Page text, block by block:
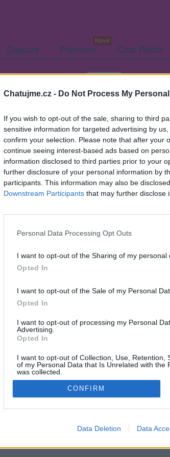
Chatujme.cz - Do Not Process My
If you wish to opt-out of the sale, sharing to third
sensitive information for targeted advertising by
confirm your selection. Please note that after your
continue seeing interest-based ads based on
information disclosed to third parties prior to your
further disclosure of your personal information by
participants. This information may also be
Downstream Participants that may further disclose
Personal Data Processing Opt Outs
I want to opt-out of the Sharing of my personal
Opted In
I want to opt-out of the Sale of my Personal
Opted In
I want to opt-out of processing my Personal
Advertising.
Opted In
I want to opt-out of Collection, Use, Retention,
of my Personal Data that Is Unrelated with the
was collected.
Opted Out
CONFIRM
Data Deletion Data
Diskuze Premium Chat Rádio
Kamarád:
Říká o mně:
Kamarádka:
dar,važme si
PODMÍNKY A BEZPEČNOST
Pravidla
Podmínky použití